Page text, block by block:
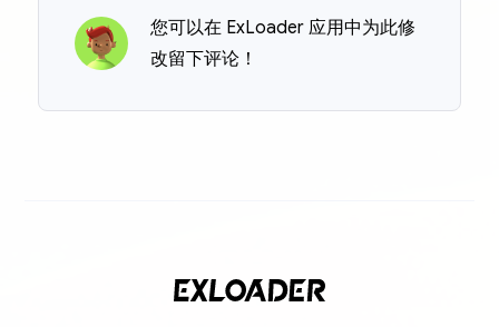
您可以在 ExLoader 应用中为此修
改留下评论！